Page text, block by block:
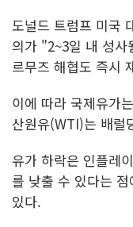
도널드 트럼프 미국
의가 "2~3일 내 성
르무즈 해협도 즉시
이에 따라 국제유가
산원유(WTI)는 배럴
유가 하락은 인플레
를 낮출 수 있다는
있다.